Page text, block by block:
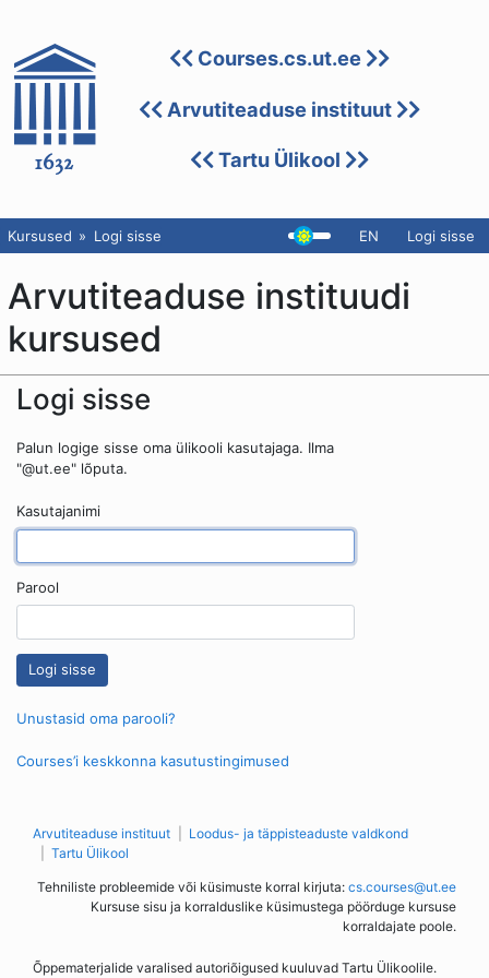
Courses.cs.ut.ee
Arvutiteaduse instituut
Tartu Ülikool
Kursused Logi sisse EN Logi sisse
Arvutiteaduse instituudi
kursused
Logi sisse
Palun logige sisse oma ülikooli kasutajaga. Ilma
"@ut.ee" lõputa.
Kasutajanimi
Parool
Unustasid oma parooli?
Courses’i keskkonna kasutustingimused
Arvutiteaduse instituut
Loodus- ja täppisteaduste valdkond
Tartu Ülikool
Tehniliste probleemide või küsimuste korral kirjuta: cs.courses@ut.ee
Kursuse sisu ja korralduslike küsimustega pöörduge kursuse
korraldajate poole.
Õppematerjalide varalised autoriõigused kuuluvad Tartu Ülikoolile.